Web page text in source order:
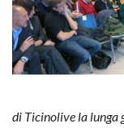
di Ticinolive la lunga